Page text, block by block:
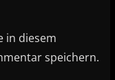
in diesem
speichern.